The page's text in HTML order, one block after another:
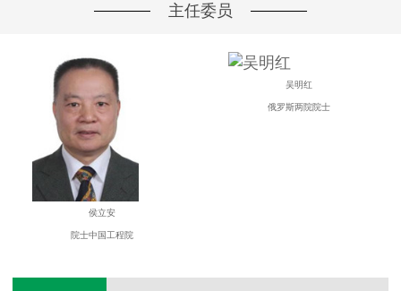
主任委员
侯立安
院士中国工程院
吴明红
俄罗斯两院院士